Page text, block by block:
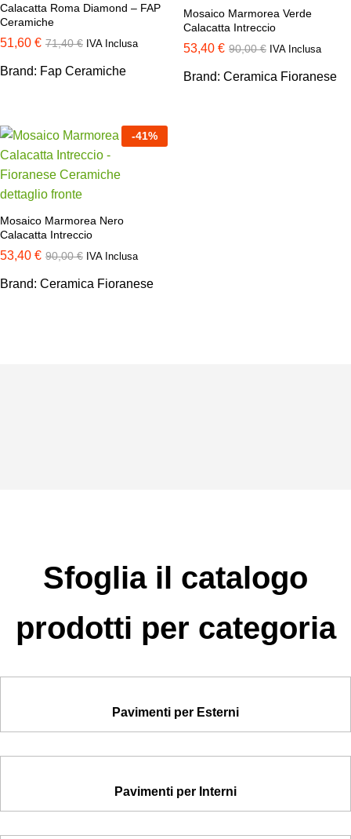
Calacatta Roma Diamond – FAP
Ceramiche
51,60 € 71,40€ IVA Inclusa
Brand: Fap Ceramiche
Mosaico Marmorea Verde
Calacatta Intreccio
53,40 € 90,00€ IVA Inclusa
Brand: Ceramica Fioranese
-41%
Mosaico Marmorea Nero
Calacatta Intreccio
53,40 € 90,00€ IVA Inclusa
Brand: Ceramica Fioranese
Sfoglia il catalogo
prodotti per categoria
Pavimenti per Esterni
Pavimenti per Interni